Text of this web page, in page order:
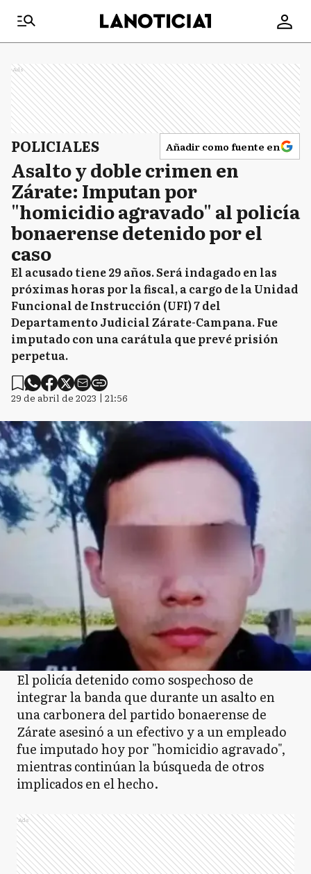
Ads
POLICIALES Añadir como fuente en
Asalto y doble crimen en
Zárate: Imputan por
"homicidio agravado" al policía
bonaerense detenido por el
caso
El acusado tiene 29 años. Será indagado en las
próximas horas por la fiscal, a cargo de la Unidad
Funcional de Instrucción (UFI) 7 del
Departamento Judicial Zárate-Campana. Fue
imputado con una carátula que prevé prisión
perpetua.
29 de abril de 2023 | 21:56
El policía detenido como sospechoso de
integrar la banda que durante un asalto en
una carbonera del partido bonaerense de
Zárate asesinó a un efectivo y a un empleado
fue imputado hoy por "homicidio agravado",
mientras continúan la búsqueda de otros
implicados en el hecho.
Ads